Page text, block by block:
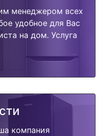
менеджером всех
удобное для Вас
на дом. Услуга
компания